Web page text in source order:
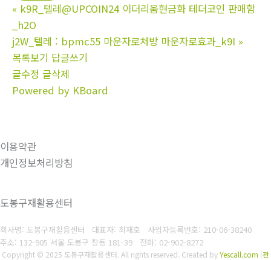
« k9R_텔레@UPCOIN24 이더리움현금화 테더코인 판매함
_h2O
j2W_텔레 : bpmc55 마운자로처방 마운자로효과_k9I »
목록보기 답글쓰기
글수정 글삭제
Powered by KBoard
이용약관
개인정보처리방침
도봉구재활용센터
회사명: 도봉구재활용센터 대표자: 최재호 사업자등록번호: 210-06-38240
주소: 132-905 서울 도봉구 창동 181-39 전화: 02-902-8272
Copyright © 2025 도봉구재활용센터. All rights reserved. Created byYescall.com [관